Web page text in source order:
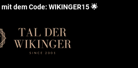
dem Code: WIKINGER15 🌟